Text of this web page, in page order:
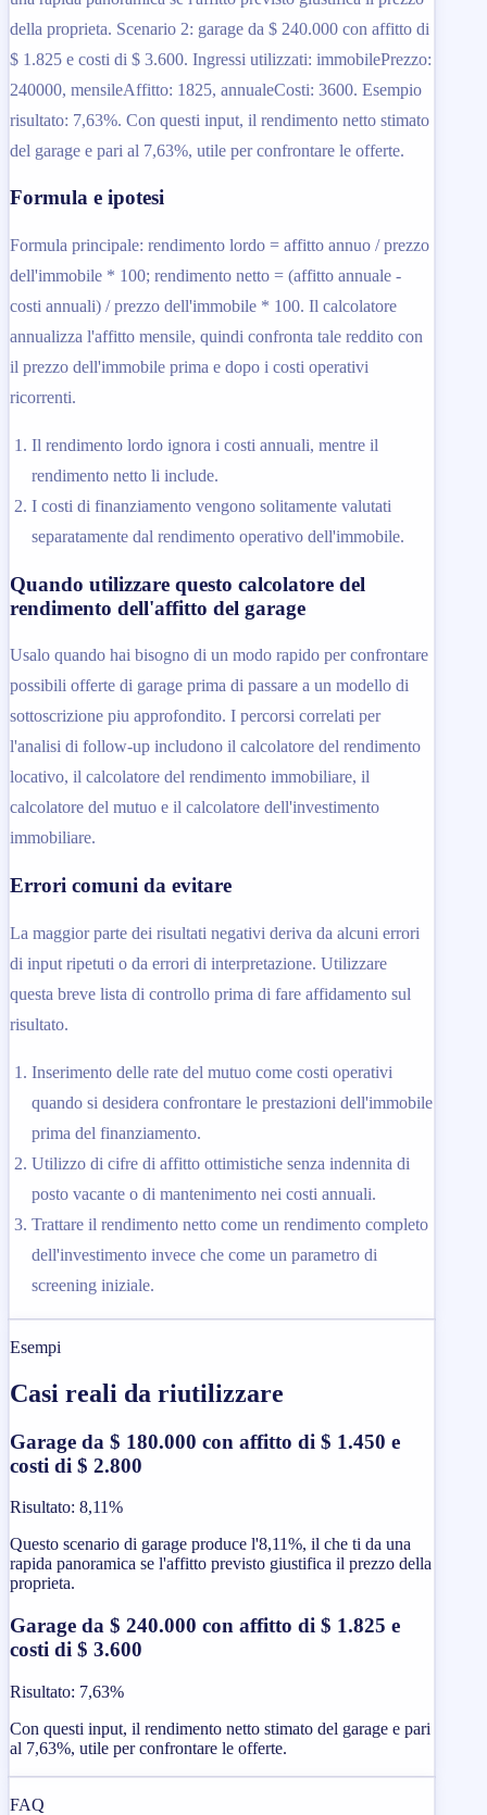
della proprieta. Scenario 2: garage da $ 240.000 con affitto di
$ 1.825 e costi di $ 3.600. Ingressi utilizzati: immobilePrezzo:
240000, mensileAffitto: 1825, annualeCosti: 3600. Esempio
risultato: 7,63%. Con questi input, il rendimento netto stimato
del garage e pari al 7,63%, utile per confrontare le offerte.
Formula e ipotesi
Formula principale: rendimento lordo = affitto annuo / prezzo
dell'immobile * 100; rendimento netto = (affitto annuale -
costi annuali) / prezzo dell'immobile * 100. Il calcolatore
annualizza l'affitto mensile, quindi confronta tale reddito con
il prezzo dell'immobile prima e dopo i costi operativi
ricorrenti.
Il rendimento lordo ignora i costi annuali, mentre il
rendimento netto li include.
I costi di finanziamento vengono solitamente valutati
separatamente dal rendimento operativo dell'immobile.
Quando utilizzare questo calcolatore del
rendimento dell'affitto del garage
Usalo quando hai bisogno di un modo rapido per confrontare
possibili offerte di garage prima di passare a un modello di
sottoscrizione piu approfondito. I percorsi correlati per
l'analisi di follow-up includono il calcolatore del rendimento
locativo, il calcolatore del rendimento immobiliare, il
calcolatore del mutuo e il calcolatore dell'investimento
immobiliare.
Errori comuni da evitare
La maggior parte dei risultati negativi deriva da alcuni errori
di input ripetuti o da errori di interpretazione. Utilizzare
questa breve lista di controllo prima di fare affidamento sul
risultato.
Inserimento delle rate del mutuo come costi operativi
quando si desidera confrontare le prestazioni dell'immobile
prima del finanziamento.
Utilizzo di cifre di affitto ottimistiche senza indennita di
posto vacante o di mantenimento nei costi annuali.
Trattare il rendimento netto come un rendimento completo
dell'investimento invece che come un parametro di
screening iniziale.
Esempi
Casi reali da riutilizzare
Garage da $ 180.000 con affitto di $ 1.450 e
costi di $ 2.800
Risultato: 8,11%
Questo scenario di garage produce l'8,11%, il che ti da una
rapida panoramica se l'affitto previsto giustifica il prezzo della
proprieta.
Garage da $ 240.000 con affitto di $ 1.825 e
costi di $ 3.600
Risultato: 7,63%
Con questi input, il rendimento netto stimato del garage e pari
al 7,63%, utile per confrontare le offerte.
FAQ